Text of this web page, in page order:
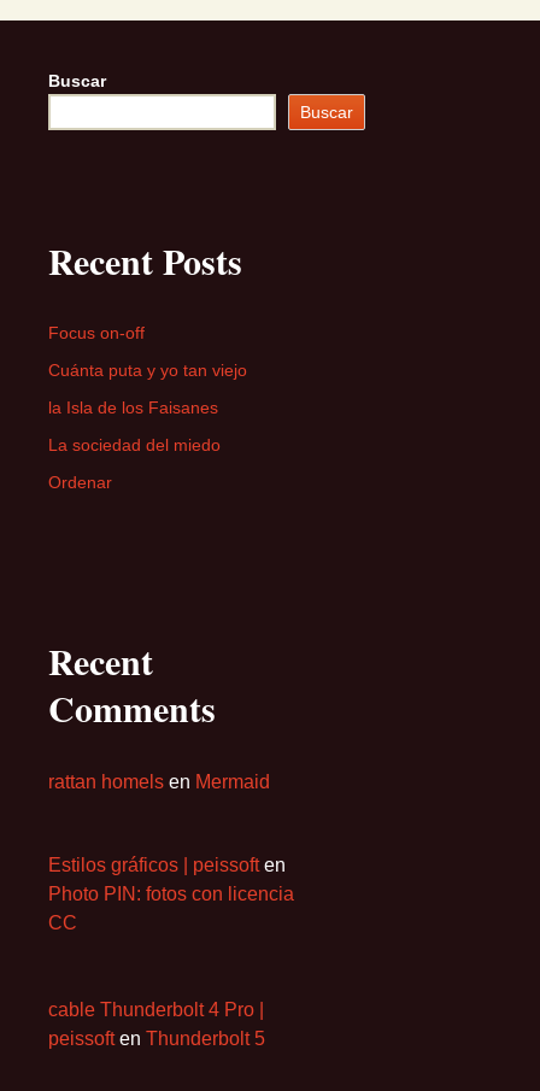
Buscar
Buscar
Recent Posts
Focus on-off
Cuánta puta y yo tan viejo
la Isla de los Faisanes
La sociedad del miedo
Ordenar
Recent
Comments
rattan homels en Mermaid
Estilos gráficos | peissoften
Photo PIN: fotos con licencia
CC
cable Thunderbolt 4 Pro |
peissoften Thunderbolt 5